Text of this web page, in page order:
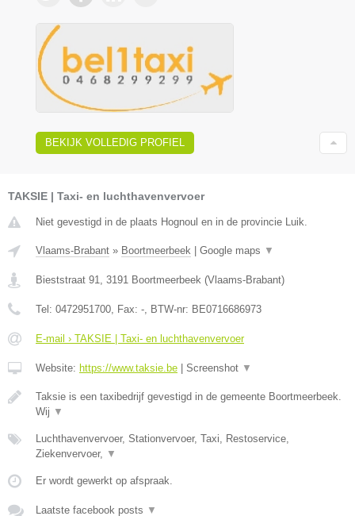
BEKIJK VOLLEDIG PROFIEL
TAKSIE | Taxi- en luchthavenvervoer
Niet gevestigd in de plaats Hognoul en in de provincie Luik.
Vlaams-Brabant » Boortmeerbeek | Google maps ▼
Bieststraat 91 3191 Boortmeerbeek (Vlaams-Brabant)
Tel: 0472951700 , Fax: - , BTW-nr: BE0716686973
E-mail › TAKSIE | Taxi- en luchthavenvervoer
Website: https://www.taksie.be | Screenshot ▼
Taksie is een taxibedrijf gevestigd in de gemeente Boortmeerbeek.
Wij ▼
Luchthavenvervoer, Stationvervoer, Taxi, Restoservice,
Ziekenvervoer,
▼
Er wordt gewerkt op afspraak.
Laatste facebook posts ▼